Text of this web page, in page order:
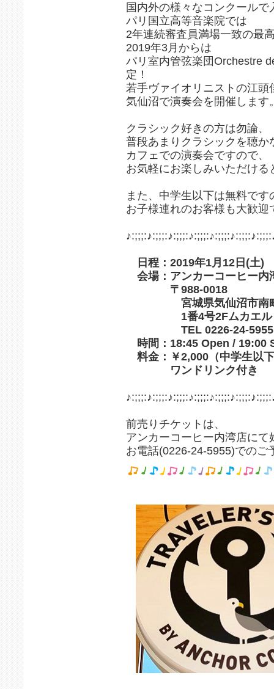
国内外の様々なコンクールで
パリ国立高等音楽院では
2年連続審査員満場一致の最
2019年3月からは
パリ室内管弦楽団Orchestre
定！
若手ヴァイオリニストの江頭
気仙沼で演奏会を開催します
クラシック好きの方は勿論、
普段あまりクラシックを聴か
カフェでの演奏会ですので、
お気軽にお楽しみいただける
また、中学生以下は無料です
お子様連れのお客様も大歓迎
日程：2019年1月12日(
会場：アンカーコーヒー内
〒988-0018
宮城県気仙沼市南町
1番4号2Fムカエル
TEL 0226-24-5955
時間：18:45 Open / 19:00
料金：￥2,000（中学生以
ワンドリンク付き
前売りチケットは、
アンカーコーヒー内湾店にて
お電話(0226-24-5955)で